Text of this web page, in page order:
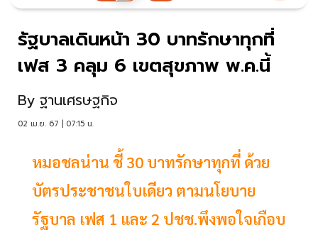
รัฐบาลเดินหน้า 30 บาทรักษาทุกที่
เฟส 3 คลุม 6 เขตสุขภาพ พ.ค.นี้
By ฐานเศรษฐกิจ
02 เม.ย. 67 | 07:15 น.
หมอชลน่าน ชี้ 30 บาทรักษาทุกที่ ด้วย
บัตรประชาชนใบเดียว ตามนโยบาย
รัฐบาล เฟส 1 และ 2 ปชช.พึงพอใจเกือบ